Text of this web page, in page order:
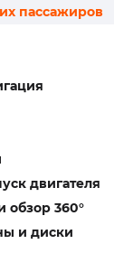
двигателя
обзор 360°
и диски
пассажиров